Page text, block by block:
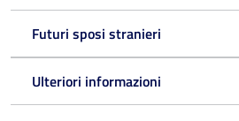
Futuri sposi stranieri
Ulteriori informazioni